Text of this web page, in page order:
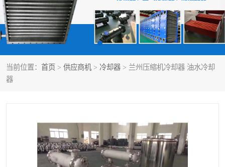
当前位置： 首页 > 供应商机 > 冷却器 > 兰州压缩机冷却器 油水冷却
器
散热器 预热器
热交换器